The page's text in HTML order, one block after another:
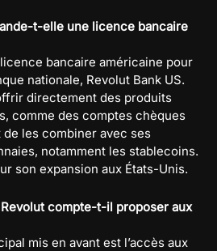
t-elle une licence bancaire
bancaire américaine pour
nationale, Revolut Bank US.
directement des produits
comme des comptes chèques
de les combiner avec ses
notamment les stablecoins.
son expansion aux États-Unis.
compte-t-il proposer aux
mis en avant est l’accès aux